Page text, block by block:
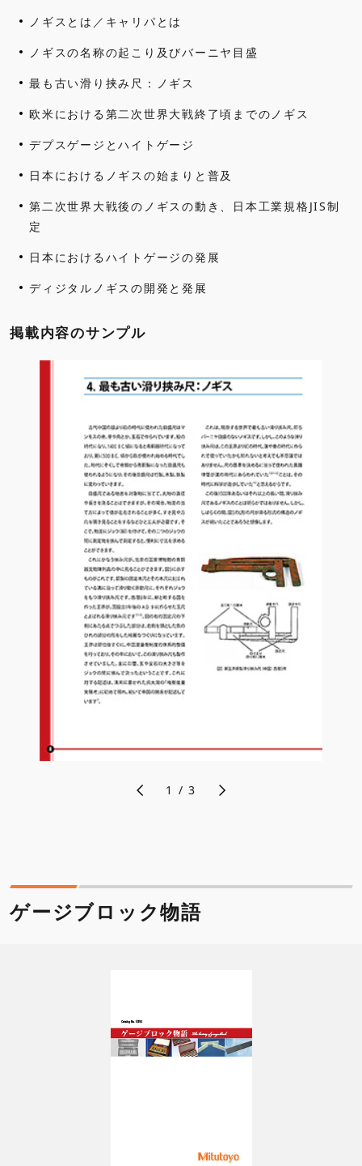
ノギスとは／キャリパとは
ノギスの名称の起こり及びバーニヤ目盛
最も古い滑り挟み尺：ノギス
欧米における第二次世界大戦終了頃までのノギス
デプスゲージとハイトゲージ
日本におけるノギスの始まりと普及
第二次世界大戦後のノギスの動き、日本工業規格JIS制
定
日本におけるハイトゲージの発展
ディジタルノギスの開発と発展
掲載内容のサンプル
1 /3
ゲージブロック物語